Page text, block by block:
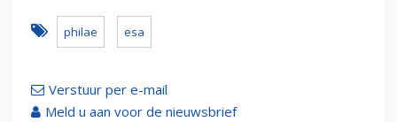
philae esa
Verstuur per e-mail
Meld u aan voor de nieuwsbrief